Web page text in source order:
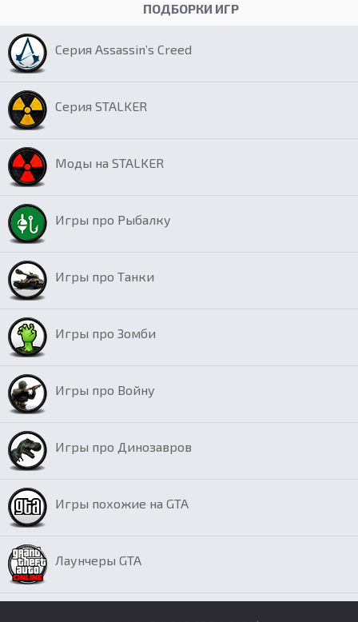
ПОДБОРКИ ИГР
Серия Assassin’s Creed
Серия STALKER
Моды на STALKER
Игры про Рыбалку
Игры про Танки
Игры про Зомби
Игры про Войну
Игры про Динозавров
Игры похожие на GTA
Лаунчеры GTA